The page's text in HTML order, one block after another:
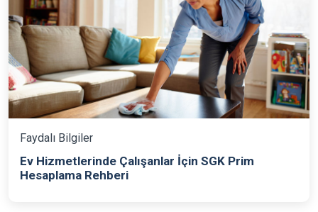
Faydalı Bilgiler
Ev Hizmetlerinde Çalışanlar İçin SGK Prim
Hesaplama Rehberi